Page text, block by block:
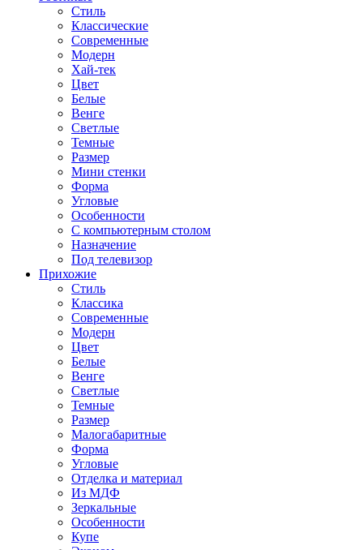
Стиль
Классические
Современные
Модерн
Хай-тек
Цвет
Белые
Венге
Светлые
Темные
Размер
Мини стенки
Форма
Угловые
Особенности
С компьютерным столом
Назначение
Под телевизор
Прихожие
Стиль
Классика
Современные
Модерн
Цвет
Белые
Венге
Светлые
Темные
Размер
Малогабаритные
Форма
Угловые
Отделка и материал
Из МДФ
Зеркальные
Особенности
Купе